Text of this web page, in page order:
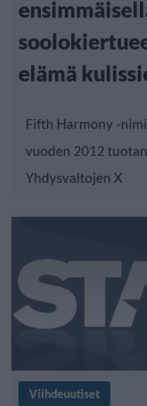
elämä
Fifth Harmony -
vuoden 2012
Yhdysvaltojen X
Viihdeuutiset